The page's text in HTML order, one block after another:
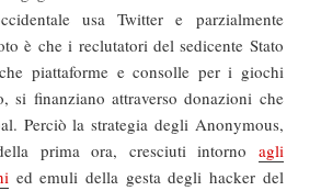
usa Twitter e parzialmente
è che i reclutatori del sedicente Stato
piattaforme e consolle per i giochi
si finanziano attraverso donazioni che
Perciò la strategia degli Anonymous,
prima ora, cresciuti intorno agli
ed emuli della gesta degli hacker del